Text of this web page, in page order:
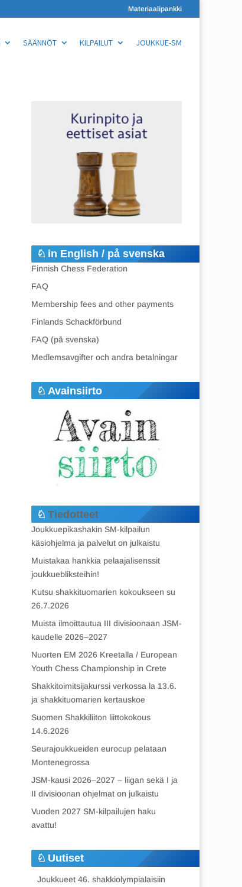
Materiaalipankki
SÄÄNNÖT KILPAILUT JOUKKUE-SM
in English / på svenska
Finnish Chess Federation
FAQ
Membership fees and other payments
Finlands Schackförbund
FAQ (på svenska)
Medlemsavgifter och andra betalningar
Avainsiirto
Tiedotteet
Joukkuepikashakin SM-kilpailun
käsiohjelma ja palvelut on julkaistu
Muistakaa hankkia pelaajalisenssit
joukkuebliksteihin!
Kutsu shakkituomarien kokoukseen su
26.7.2026
Muista ilmoittautua III divisioonaan JSM-
kaudelle 2026–2027
Nuorten EM 2026 Kreetalla / European
Youth Chess Championship in Crete
Shakkitoimitsijakurssi verkossa la 13.6.
ja shakkituomarien kertauskoe
Suomen Shakkiliiton liittokokous
14.6.2026
Seurajoukkueiden eurocup pelataan
Montenegrossa
JSM-kausi 2026–2027 – liigan sekä I ja
II divisioonan ohjelmat on julkaistu
Vuoden 2027 SM-kilpailujen haku
avattu!
Uutiset
Joukkueet 46. shakkiolympialaisiin